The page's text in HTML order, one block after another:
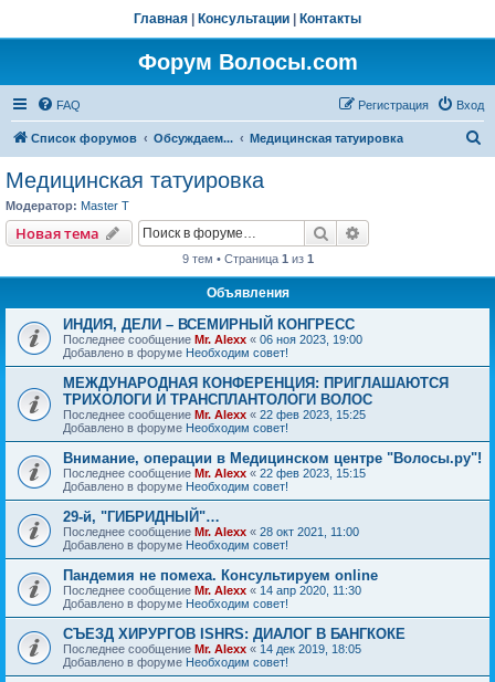
Главная Консультации Контакты
Форум Волосы.com
FAQ Вход
Регистрация
Список форумов Обсуждаем... Медицинская татуировка
Медицинская татуировка
Модератор: Master T
Новая тема Поиск
9 тем • Страница 1 из 1
Объявления
ИНДИЯ, ДЕЛИ – ВСЕМИРНЫЙ КОНГРЕСС
Последнее сообщение Mr. Alexx « 06 ноя 2023, 19:00
Добавлено в форуме Необходим совет!
МЕЖДУНАРОДНАЯ КОНФЕРЕНЦИЯ: ПРИГЛАШАЮТСЯ
ТРИХОЛОГИ И ТРАНСПЛАНТОЛОГИ ВОЛОС
Последнее сообщение Mr. Alexx « 22 фев 2023, 15:25
Добавлено в форуме Необходим совет!
Внимание, операции в Медицинском центре "Волосы.ру"!
Последнее сообщение Mr. Alexx « 22 фев 2023, 15:15
Добавлено в форуме Необходим совет!
29-й, "ГИБРИДНЫЙ"…
Последнее сообщение Mr. Alexx « 28 окт 2021, 11:00
Добавлено в форуме Необходим совет!
Пандемия не помеха. Консультируем online
Последнее сообщение Mr. Alexx « 14 апр 2020, 11:30
Добавлено в форуме Необходим совет!
СЪЕЗД ХИРУРГОВ ISHRS: ДИАЛОГ В БАНГКОКЕ
Последнее сообщение Mr. Alexx « 14 дек 2019, 18:05
Добавлено в форуме Необходим совет!